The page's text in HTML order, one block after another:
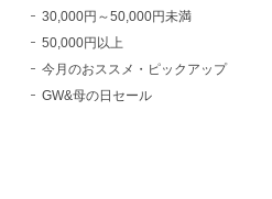
30,000円～50,000円未満
50,000円以上
今月のおススメ・ピックアップ
GW&母の日セール